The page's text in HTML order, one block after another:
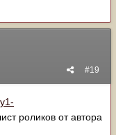
#19
роликов от автора